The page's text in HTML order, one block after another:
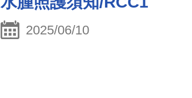
2025/06/10